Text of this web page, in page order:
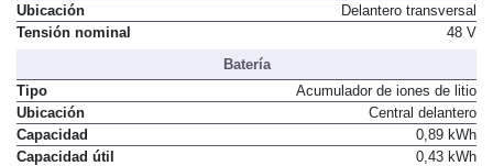
Ubicación
Delantero transversal
Tensión nominal
48 V
Batería
Tipo
Acumulador de iones de litio
Ubicación
Central delantero
Capacidad
0,89 kWh
Capacidad útil
0,43 kWh